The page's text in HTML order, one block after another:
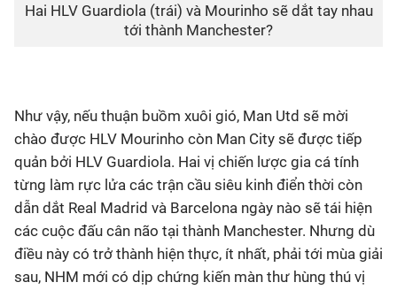
Hai HLV Guardiola (trái) và Mourinho sẽ dắt tay nhau
tới thành Manchester?
Như vậy, nếu thuận buồm xuôi gió, Man Utd sẽ mời
chào được HLV Mourinho còn Man City sẽ được tiếp
quản bởi HLV Guardiola. Hai vị chiến lược gia cá tính
từng làm rực lửa các trận cầu siêu kinh điển thời còn
dẫn dắt Real Madrid và Barcelona ngày nào sẽ tái hiện
các cuộc đấu cân não tại thành Manchester. Nhưng dù
điều này có trở thành hiện thực, ít nhất, phải tới mùa giải
sau, NHM mới có dịp chứng kiến màn thư hùng thú vị